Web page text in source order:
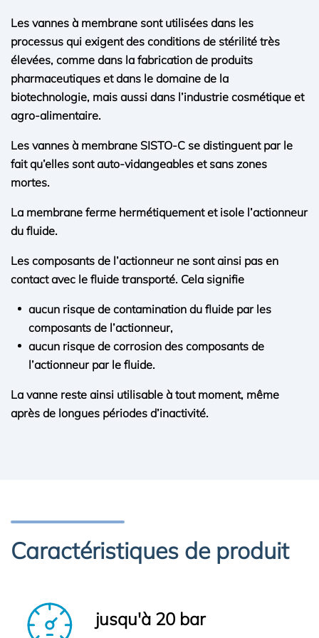
Les vannes à membrane sont utilisées dans les
processus qui exigent des conditions de stérilité très
élevées, comme dans la fabrication de produits
pharmaceutiques et dans le domaine de la
biotechnologie, mais aussi dans l’industrie cosmétique et
agro-alimentaire.
Les vannes à membrane SISTO-C se distinguent par le
fait qu’elles sont auto-vidangeables et sans zones
mortes.
La membrane ferme hermétiquement et isole l’actionneur
du fluide.
Les composants de l’actionneur ne sont ainsi pas en
contact avec le fluide transporté. Cela signifie
aucun risque de contamination du fluide par les
composants de l’actionneur,
aucun risque de corrosion des composants de
l’actionneur par le fluide.
La vanne reste ainsi utilisable à tout moment, même
après de longues périodes d’inactivité.
EN SAVOIR PLUS
Caractéristiques de produit
jusqu'à 20 bar